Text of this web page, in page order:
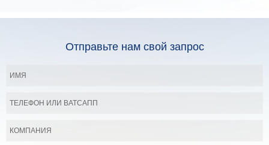
Отправьте нам свой запрос